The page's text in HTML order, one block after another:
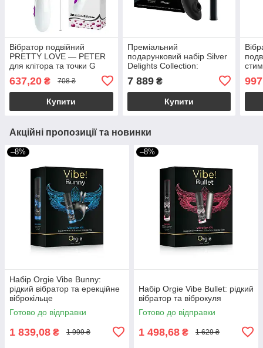
Вібратор подвійний
PRETTY LOVE — PETER
для клітора та точки G
637,20 ₴ 708 ₴
Купити
Преміальний
подарунковий набір Silver
Delights Collection:
We-Vibe Tango
7 889₴
Купити
Акційні пропозиції та новинки
–8%
Набір Orgie Vibe Bunny:
рідкий вібратор та ерекційне
віброкільце
Готово до відправки
1 839,08 ₴ 1 999 ₴
–8%
Набір Orgie Vibe Bullet: рідкий
вібратор та віброкуля
Готово до відправки
1 498,68 ₴ 1 629 ₴